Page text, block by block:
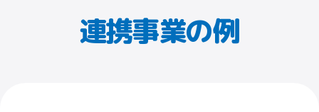
連携事業の例